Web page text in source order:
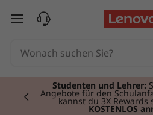
zum Hauptinhalt springen
Studenten und Lehrer:
Angebote für den
kannst du 3X Rewards
KOSTENLOS
Currently displaying item 2